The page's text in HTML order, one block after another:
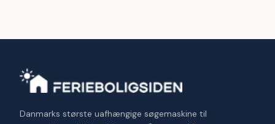
Danmarks største uafhængige søgemaskine til